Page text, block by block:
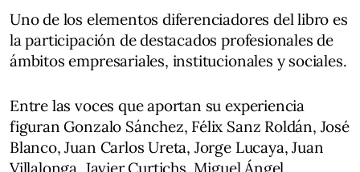
Uno de los elementos diferenciadores del libro es
la participación de destacados profesionales de
ámbitos empresariales, institucionales y sociales.
Entre las voces que aportan su experiencia
figuran Gonzalo Sánchez, Félix Sanz Roldán, José
Blanco, Juan Carlos Ureta, Jorge Lucaya, Juan
Villalonga, Javier Curtichs, Miguel Ángel